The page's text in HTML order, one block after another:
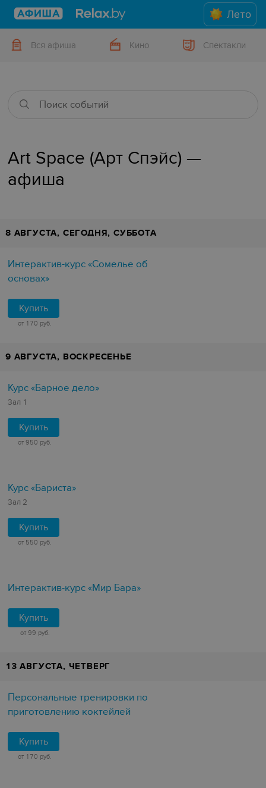
Лето
Вся афиша Кино Спектакли
Art Space (Арт Спэйс) —
афиша
8 АВГУСТА, СЕГОДНЯ, СУББОТА
Интерактив-курс «Сомелье об
основах»
Купить
от 170 руб.
9 АВГУСТА, ВОСКРЕСЕНЬЕ
Курс «Барное дело»
Зал 1
Купить
от 950 руб.
Курс «Бариста»
Зал 2
Купить
от 550 руб.
Интерактив-курс «Мир Бара»
Купить
от 99 руб.
13 АВГУСТА, ЧЕТВЕРГ
Персональные тренировки по
приготовлению коктейлей
Купить
от 170 руб.